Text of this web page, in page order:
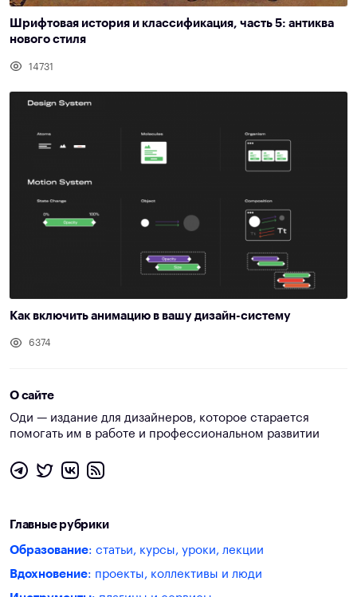
Шрифтовая история и классификация, часть 5: антиква
нового стиля
14731
Как включить анимацию в вашу дизайн-систему
6374
О сайте
Оди — издание для дизайнеров, которое старается
помогать им в работе и профессиональном развитии
Главные рубрики
Образование: статьи, курсы, уроки, лекции
Вдохновение: проекты, коллективы и люди